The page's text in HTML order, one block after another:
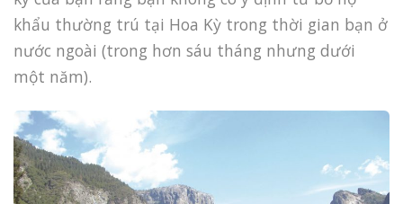
khẩu thường trú tại Hoa Kỳ trong thời gian bạn ở
nước ngoài (trong hơn sáu tháng nhưng dưới
một năm).